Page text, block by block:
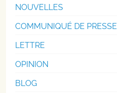
NOUVELLES
COMMUNIQUÉ DE PRESSE
LETTRE
OPINION
BLOG